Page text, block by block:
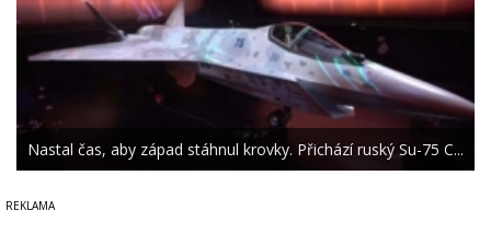
Nastal čas, aby západ stáhnul krovky. Přichází ruský Su-75 C...